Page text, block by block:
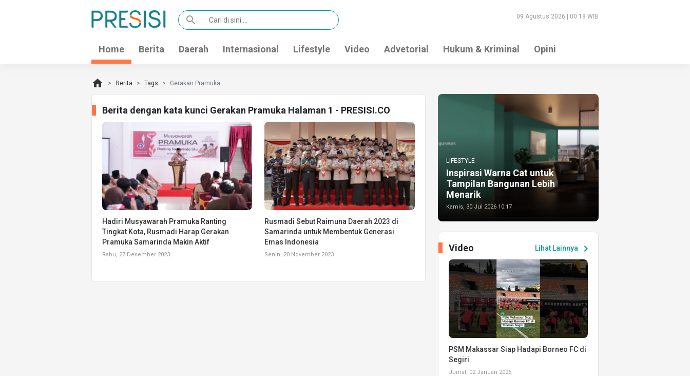
search 09 Agustus 2026 | 00:18 WIB
Home Berita Daerah Internasional Lifestyle Video Advetorial Hukum & Kriminal Opini
home Berita Tags Gerakan Pramuka
Berita dengan kata kunci Gerakan Pramuka Halaman 1 - PRESISI.CO
Hadiri Musyawarah Pramuka Ranting
Tingkat Kota, Rusmadi Harap Gerakan
Pramuka Samarinda Makin Aktif
Rabu, 27 Desember 2023
Rusmadi Sebut Raimuna Daerah 2023 di
Samarinda untuk Membentuk Generasi
Emas Indonesia
Senin, 20 November 2023
LIFESTYLE
Inspirasi Warna Cat untuk
Tampilan Bangunan Lebih
Menarik
Kamis, 30 Jul 2026 10:17
Lihat Lainnya chevron_right
Video
PSM Makassar Siap Hadapi Borneo FC di
Segiri
Jumat, 02 Januari 2026